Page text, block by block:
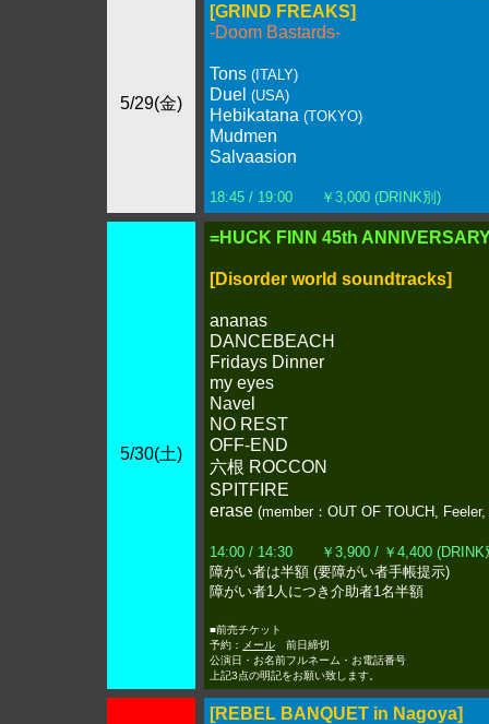
5/29(金)
[GRIND FREAKS]
-Doom Bastards-
Tons (ITALY)
Duel (USA)
Hebikatana (TOKYO)
Mudmen
Salvaasion
18:45 / 19:00 ￥3,000 (DRINK別)
5/30(土)
=HUCK FINN 45th
[Disorder world soundtracks]
ananas
DANCEBEACH
Fridays Dinner
my eyes
Navel
NO REST
OFF-END
六根 ROCCON
SPITFIRE
erase (member：OUT OF TOUCH,
14:00 / 14:30 ￥3,900 / ￥4,400 (DRINK
障がい者は半額 (要障がい者手帳提示)
障がい者1人につき介助者1名半額
■前売チケット
予約：
メール 前日締切
公演日・お名前フルネーム・お電話番号
上記3点の明記をお願い致します。
[REBEL BANQUET in Nagoya]